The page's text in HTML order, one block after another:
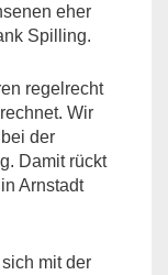
eher
Spilling.
regelrecht
Wir
der
Damit rückt
Arnstadt
mit der